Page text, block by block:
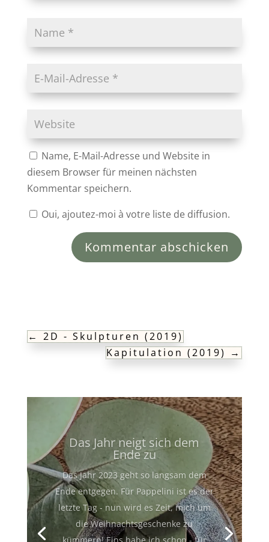
Name, E-Mail-Adresse und Website in
diesem Browser für meinen nächsten
Kommentar speichern.
Oui, ajoutez-moi à votre liste de diffusion.
Kommentar abschicken
← 2D - Skulpturen (2019)
Kapitulation (2019)
→
Das Jahr neigt sich dem
Ende zu
Das Jahr 2023 geht so langsam dem
Ende entgegen. Für Pappelini ist es der
letzte Tag - nun wird es Zeit, mich um
die Weihnachtsgeschenke zu
kümmern! Eins habe ich schon - für